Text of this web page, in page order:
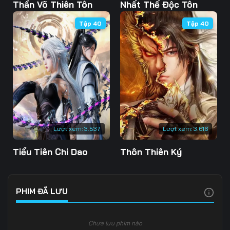
Tập 103 Tập 104 Tập 105
Tập 106 Tập 107 Tập 108
Tập 109 Tập 110 Tập 111
Tập 112 Tập 113 Tập 114
Tập 115 Tập 116 Tập 117
Tập 118 Tập 119 Tập 120
Tập 121 Tập 122 Tập 123
Thần Võ Thiên Tôn Nhất Thế Độc Tôn
Lượt xem: 3.537
Tập 40
Tiểu Tiên Chi Dao
Lượt xem: 3.616
Tập 40
Thôn Thiên Ký
PHIM ĐÃ LƯU
Chưa lưu phim nào